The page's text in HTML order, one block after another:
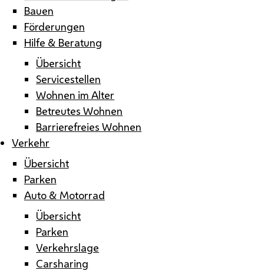
Bauen
Förderungen
Hilfe & Beratung
Übersicht
Servicestellen
Wohnen im Alter
Betreutes Wohnen
Barrierefreies Wohnen
Verkehr
Übersicht
Parken
Auto & Motorrad
Übersicht
Parken
Verkehrslage
Carsharing